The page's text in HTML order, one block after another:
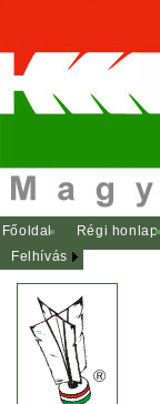
Főoldal Régi honlap
Felhívás